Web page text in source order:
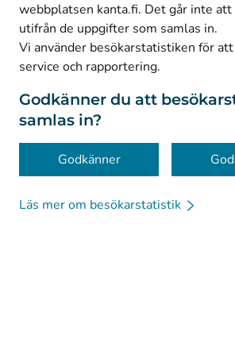
webbplatsen kanta.fi. Det går inte
utifrån de uppgifter som samlas in.
Vi använder besökarstatistiken för
service och rapportering.
Godkänner du att
samlas in?
Godkänner
Läs mer om besökarstatistik
© Kanta-Palvelut, Kansaneläkelaitos
Dataskydd
Om webbplatsen
Tillgänglighet
Kakor